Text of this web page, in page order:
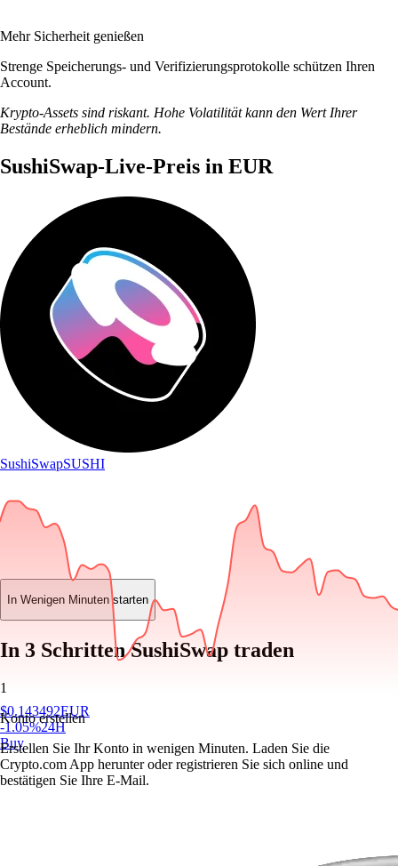
Mehr Sicherheit genießen
Strenge Speicherungs- und Verifizierungsprotokolle schützen Ihren
Account.
Krypto-Assets sind riskant. Hohe Volatilität kann den Wert Ihrer
Bestände erheblich mindern.
SushiSwap-Live-Preis in EUR
SushiSwapSUSHI
$0.143492EUR
-1.05%24H
Buy
In Wenigen Minuten starten
In 3 Schritten SushiSwap traden
1
Konto erstellen
Erstellen Sie Ihr Konto in wenigen Minuten. Laden Sie die
Crypto.com App herunter oder registrieren Sie sich online und
bestätigen Sie Ihre E-Mail.